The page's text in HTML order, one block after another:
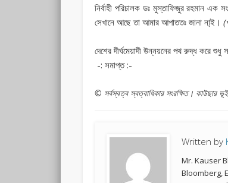
নির্বাহী পরিচালক ডঃ মুস্তাফিজুর রহমান এক
সেখানে আছে তা আমার আপাততঃ জানা না্‌ই।
দেশের দীর্ঘমেয়াদী উন্নয়নের পথ রুদ্ধ করে শুধু
-: সমাপ্ত :-
© সর্বস্বত্ব স্বত্বাধিকার সংরক্ষিত। কাউছার
Written by
Mr. Kauser
Bloomberg,